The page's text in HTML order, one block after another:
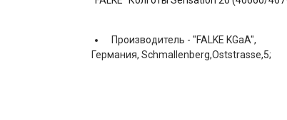
Производитель - "FALKE KGaA",
Германия, Schmallenberg,Oststrasse,5;